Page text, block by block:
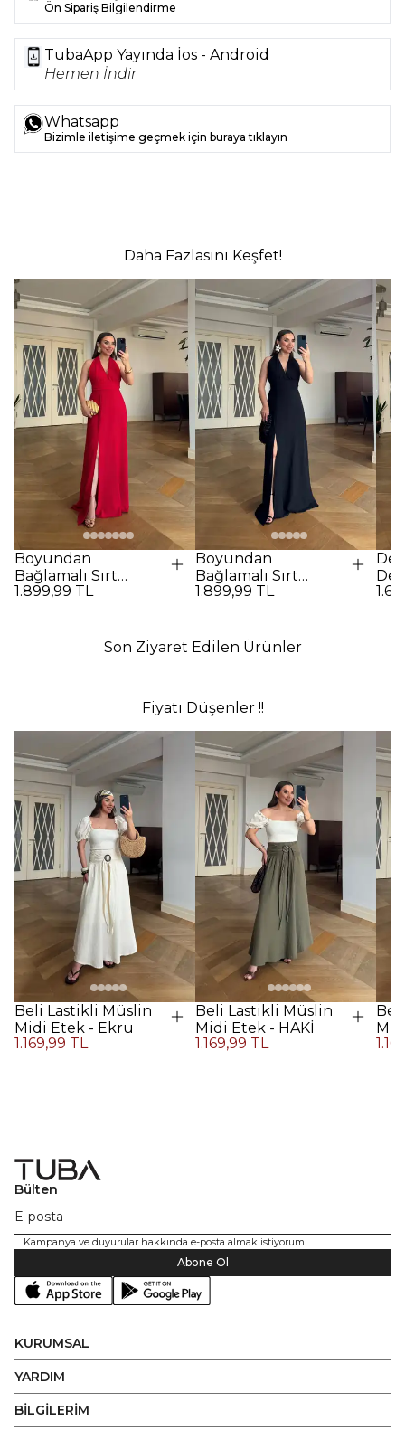
Ön Sipariş Bilgilendirme
TubaApp Yayında İos - Android
Hemen İndir
Whatsapp
Bizimle iletişime geçmek için buraya tıklayın
Daha Fazlasını Keşfet!
Boyundan
Bağlamalı Sırt
Dekolteli Uzun
1.899,99 TL
Boyundan
Bağlamalı Sırt
Dekolteli Uzun
1.899,99 TL
Son Ziyaret Edilen Ürünler
Fiyatı Düşenler !!
Beli Lastikli Müslin
Midi Etek - Ekru
1.169,99 TL
Beli Lastikli Müslin
Midi Etek - HAKİ
1.169,99 TL
Bülten
Kampanya ve duyurular hakkında e-posta almak istiyorum.
Abone Ol
KURUMSAL
YARDIM
BİLGİLERİM